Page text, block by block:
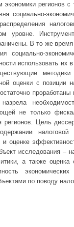
экономики регионов
социально-
уровне.
В то же
социально-
использовать их
методики
оценки с позиции
не только
регионов. Цель
налоговой
оценке
исследования –
а также
по поводу